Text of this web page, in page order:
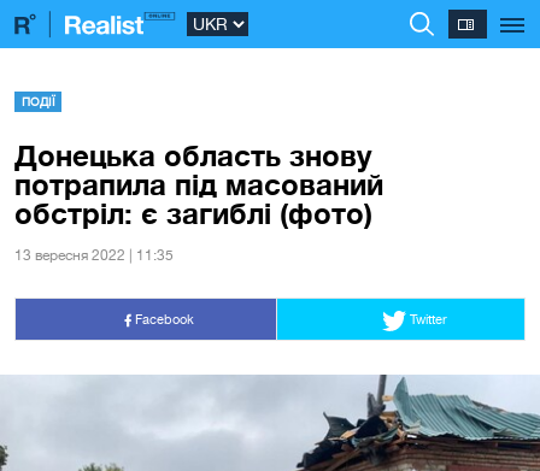
ПОДІЇ
Донецька область знову
потрапила під масований
обстріл: є загиблі (фото)
13 вересня 2022 | 11:35
Facebook Twitter